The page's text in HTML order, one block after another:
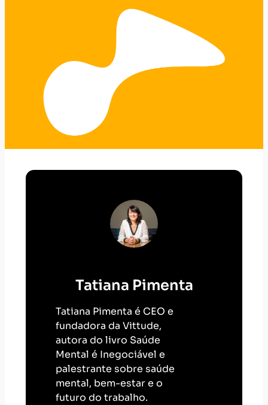
Tatiana Pimenta
Tatiana Pimenta é CEO e
fundadora da Vittude,
autora do livro Saúde
Mental é Inegociável e
palestrante sobre saúde
mental, bem-estar e o
futuro do trabalho.